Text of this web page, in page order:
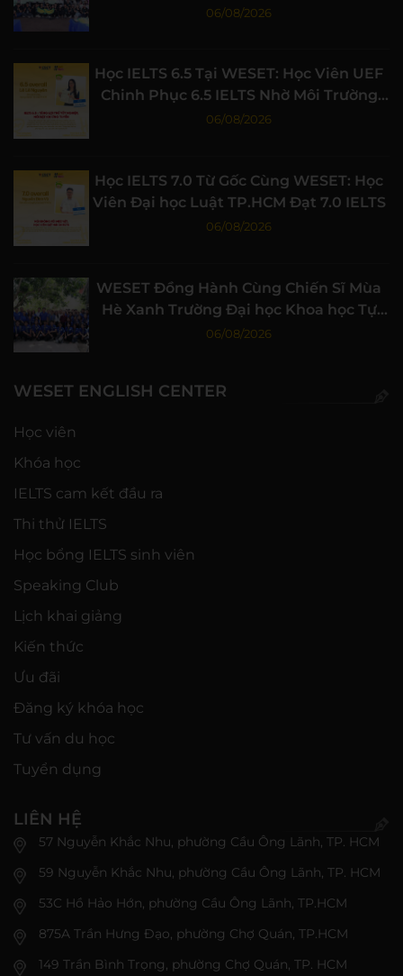
Nghiệp
06/08/2026
Học IELTS 6.5 Tại WESET: Học Viên UEF
Chinh Phục 6.5 IELTS Nhờ Môi Trường
Học Tập Chất Lượng
06/08/2026
Học IELTS 7.0 Từ Gốc Cùng WESET: Học
Viên Đại học Luật TP.HCM Đạt 7.0 IELTS
06/08/2026
WESET Đồng Hành Cùng Chiến Sĩ Mùa
Hè Xanh Trường Đại học Khoa học Tự
nhiên, ĐHQG-HCM
06/08/2026
WESET ENGLISH CENTER
Học viên
Khóa học
IELTS cam kết đầu ra
Thi thử IELTS
Học bổng IELTS sinh viên
Speaking Club
Lịch khai giảng
Kiến thức
Ưu đãi
Đăng ký khóa học
Tư vấn du học
Tuyển dụng
LIÊN HỆ
57 Nguyễn Khắc Nhu, phường Cầu Ông Lãnh, TP. HCM
59 Nguyễn Khắc Nhu, phường Cầu Ông Lãnh, TP. HCM
53C Hồ Hảo Hớn, phường Cầu Ông Lãnh, TP.HCM
875A Trần Hưng Đạo, phường Chợ Quán, TP.HCM
149 Trần Bình Trọng, phường Chợ Quán, TP. HCM